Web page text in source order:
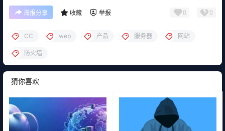
海报分享 收藏 举报 0 0
CC web 产品 服务器 网站
防火墙
猜你喜欢